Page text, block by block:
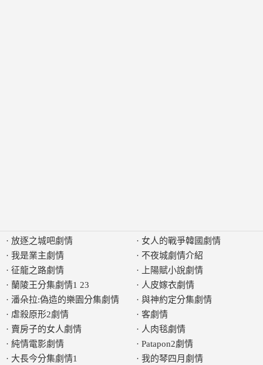
· 放逐之城吧劇情
· 我是業主劇情
· 征龍之路劇情
· 蘭陵王分集劇情1 23
· 潘朵拉:偽造的樂園分集劇情
· 虐殺原形2劇情
· 賣房子的女人劇情
· 純情電影劇情
· 大長今分集劇情1
· 女人的戰爭韓國劇情
· 不夜城劇情介紹
·
上陽賦小說劇情
· 人皮嫁衣劇情
· 與神約定分集劇情
· 客劇情
· 人肉毯劇情
· Patapon2劇情
· 我的琴四月劇情